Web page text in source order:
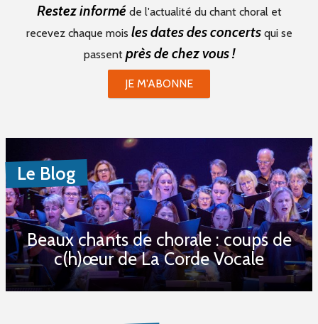
Restez informé de l'actualité du chant choral et
recevez chaque mois les dates des concertsqui se
passent près de chez vous !
JE M'ABONNE
Le Blog
Beaux chants de chorale : coups de
c(h)œur de La Corde Vocale